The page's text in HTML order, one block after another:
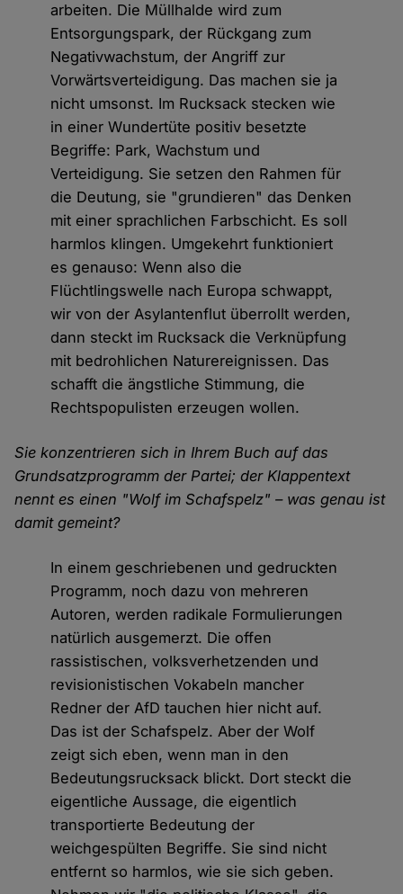
arbeiten. Die Müllhalde wird zum
Entsorgungspark, der Rückgang zum
Negativwachstum, der Angriff zur
Vorwärtsverteidigung. Das machen sie ja
nicht umsonst. Im Rucksack stecken wie
in einer Wundertüte positiv besetzte
Begriffe: Park, Wachstum und
Verteidigung. Sie setzen den Rahmen für
die Deutung, sie "grundieren" das Denken
mit einer sprachlichen Farbschicht. Es soll
harmlos klingen. Umgekehrt funktioniert
es genauso: Wenn also die
Flüchtlingswelle nach Europa schwappt,
wir von der Asylantenflut überrollt werden,
dann steckt im Rucksack die Verknüpfung
mit bedrohlichen Naturereignissen. Das
schafft die ängstliche Stimmung, die
Rechtspopulisten erzeugen wollen.
Sie konzentrieren sich in Ihrem Buch auf das
Grundsatzprogramm der Partei; der Klappentext
nennt es einen "Wolf im Schafspelz" – was genau ist
damit gemeint?
In einem geschriebenen und gedruckten
Programm, noch dazu von mehreren
Autoren, werden radikale Formulierungen
natürlich ausgemerzt. Die offen
rassistischen, volksverhetzenden und
revisionistischen Vokabeln mancher
Redner der AfD tauchen hier nicht auf.
Das ist der Schafspelz. Aber der Wolf
zeigt sich eben, wenn man in den
Bedeutungsrucksack blickt. Dort steckt die
eigentliche Aussage, die eigentlich
transportierte Bedeutung der
weichgespülten Begriffe. Sie sind nicht
entfernt so harmlos, wie sie sich geben.